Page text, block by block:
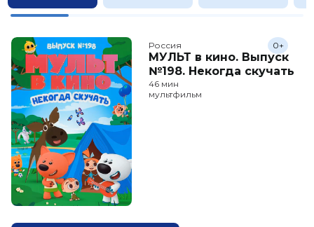
Россия
МУЛЬТ в кино. Выпуск
№198. Некогда скучать
0+
46 мин
мультфильм